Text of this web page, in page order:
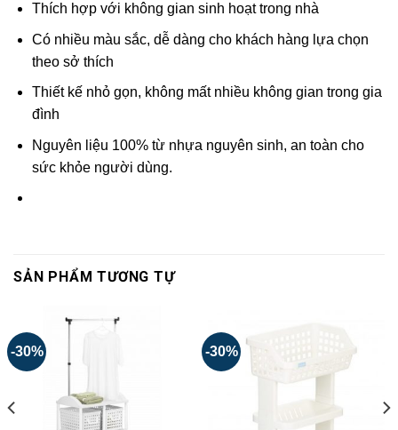
Thích hợp với không gian sinh hoạt trong nhà
Có nhiều màu sắc, dễ dàng cho khách hàng lựa chọn
theo sở thích
Thiết kế nhỏ gọn, không mất nhiều không gian trong gia
đình
Nguyên liệu 100% từ nhựa nguyên sinh, an toàn cho
sức khỏe người dùng.
SẢN PHẨM TƯƠNG TỰ
-30% -30%